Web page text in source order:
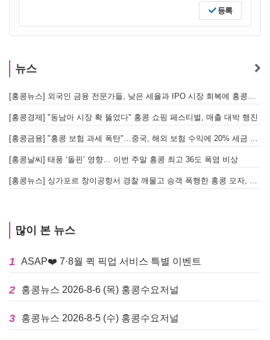
등록
뉴스
[홍콩뉴스] 외국인 금융 전문가들, 낮은 세율과 IPO 시장 회복에 홍콩으로 '대거 복귀'
[홍콩경제] "동남아 시장 확 뚫었다" 홍콩 쇼핑 페스티벌, 매출 대박 행진
[홍콩금융] "홍콩 보험 과세 폭탄"…중국, 해외 보험 수익에 20% 세금 부과로 관련주 급락
[홍콩날씨] 태풍 ‘돌핀’ 영향… 이번 주말 홍콩 최고 36도 폭염 비상
[홍콩뉴스] 싱가포르 창이공항서 경찰 깨물고 승객 폭행한 홍콩 모자, 결국 감옥행
많이 본 뉴스
1 ASAP❤️ 7·8월 퀵 픽업 서비스 특별 이벤트
2 홍콩뉴스 2026-8-6 (목) 홍콩수요저널
3 홍콩뉴스 2026-8-5 (수) 홍콩수요저널